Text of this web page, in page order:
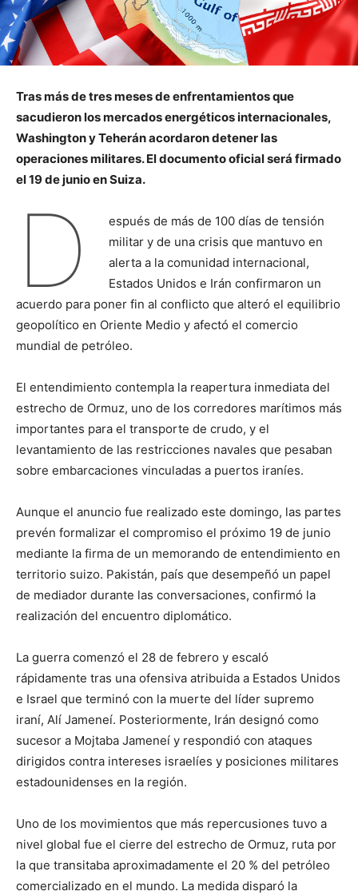
Tras más de tres meses de enfrentamientos que
sacudieron los mercados energéticos internacionales,
Washington y Teherán acordaron detener las
operaciones militares. El documento oficial será firmado
el 19 de junio en Suiza.
D
espués de más de 100 días de tensión
militar y de una crisis que mantuvo en
alerta a la comunidad internacional,
Estados Unidos e Irán confirmaron un
acuerdo para poner fin al conflicto que alteró el equilibrio
geopolítico en Oriente Medio y afectó el comercio
mundial de petróleo.
El entendimiento contempla la reapertura inmediata del
estrecho de Ormuz, uno de los corredores marítimos más
importantes para el transporte de crudo, y el
levantamiento de las restricciones navales que pesaban
sobre embarcaciones vinculadas a puertos iraníes.
Aunque el anuncio fue realizado este domingo, las partes
prevén formalizar el compromiso el próximo 19 de junio
mediante la firma de un memorando de entendimiento en
territorio suizo. Pakistán, país que desempeñó un papel
de mediador durante las conversaciones, confirmó la
realización del encuentro diplomático.
La guerra comenzó el 28 de febrero y escaló
rápidamente tras una ofensiva atribuida a Estados Unidos
e Israel que terminó con la muerte del líder supremo
iraní, Alí Jameneí. Posteriormente, Irán designó como
sucesor a Mojtaba Jameneí y respondió con ataques
dirigidos contra intereses israelíes y posiciones militares
estadounidenses en la región.
Uno de los movimientos que más repercusiones tuvo a
nivel global fue el cierre del estrecho de Ormuz, ruta por
la que transitaba aproximadamente el 20 % del petróleo
comercializado en el mundo. La medida disparó la